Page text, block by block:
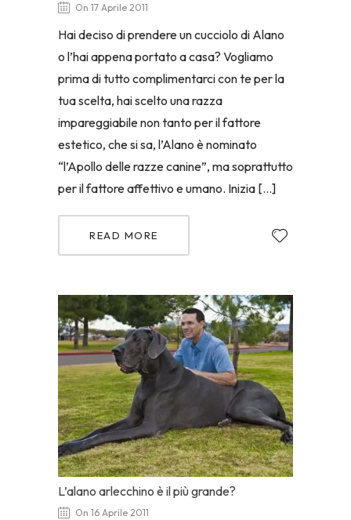
On 17 Aprile 2011
Hai deciso di prendere un cucciolo di Alano
o l’hai appena portato a casa? Vogliamo
prima di tutto complimentarci con te per la
tua scelta, hai scelto una razza
impareggiabile non tanto per il fattore
estetico, che si sa, l’Alano è nominato
“l’Apollo delle razze canine”, ma soprattutto
per il fattore affettivo e umano. Inizia […]
READ MORE
L’alano arlecchino è il più grande?
On 16 Aprile 2011